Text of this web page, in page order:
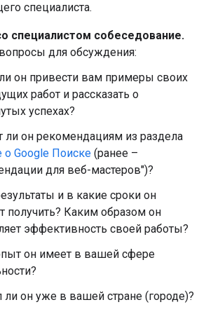
специалиста.
специалистом собеседование.
для обсуждения:
он привести вам примеры своих
работ и рассказать о
успехах?
ли он рекомендациям из раздела
о Google Поиске (ранее –
для веб-мастеров")?
и в какие сроки он
получить? Каким образом он
эффективность своей работы?
он имеет в вашей сфере
ли он уже в вашей стране (городе)?